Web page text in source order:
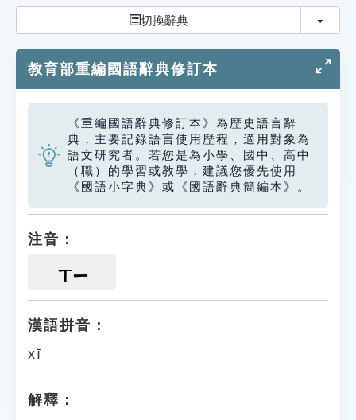
教學應用
貓頭鷹博士
切換辭典 切換
教育部重編國語辭典修訂本
《重編國語辭典修訂本》為歷史語言辭
典，主要記錄語言使用歷程，適用對象為
語文研究者。若您是為小學、國中、高中
（職）的學習或教學，建議您優先使用
《國語小字典》或《國語辭典簡編本》。
注音：
ㄒㄧ
漢語拼音：
xī
解釋：